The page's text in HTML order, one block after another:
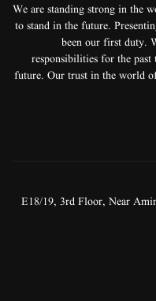
We are standing strong in the
to stand in the future.
been our first duty.
responsibilities for the
future. Our trust in the world
E18/19, 3rd Floor, Near